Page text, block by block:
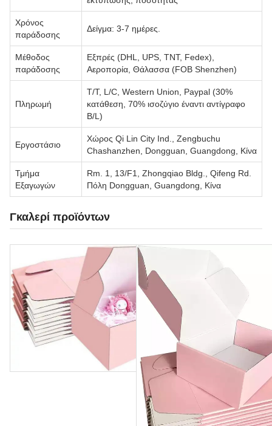
Χρόνος
παράδοσης
Δείγμα: 3-7 ημέρες.
Μέθοδος
παράδοσης
Εξπρές (DHL, UPS, TNT, Fedex),
Αεροπορία, Θάλασσα (FOB Shenzhen)
Πληρωμή
T/T, L/C, Western Union, Paypal (30%
κατάθεση, 70% ισοζύγιο έναντι αντίγραφο
B/L)
Εργοστάσιο
Χώρος Qi Lin City Ind., Zengbuchu
Chashanzhen, Dongguan, Guangdong, Κίνα
Τμήμα
Εξαγωγών
Rm. 1, 13/F1, Zhongqiao Bldg., Qifeng Rd.
Πόλη Dongguan, Guangdong, Κίνα
Γκαλερί προϊόντων